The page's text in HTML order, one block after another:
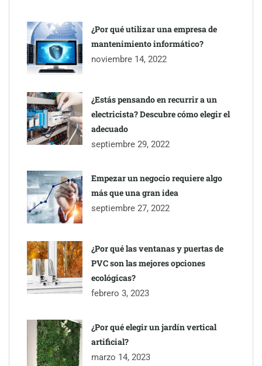
¿Por qué utilizar una empresa de
mantenimiento informático?
noviembre 14, 2022
¿Estás pensando en recurrir a un
electricista? Descubre cómo elegir el
adecuado
septiembre 29, 2022
Empezar un negocio requiere algo
más que una gran idea
septiembre 27, 2022
¿Por qué las ventanas y puertas de
PVC son las mejores opciones
ecológicas?
febrero 3, 2023
¿Por qué elegir un jardín vertical
artificial?
marzo 14, 2023